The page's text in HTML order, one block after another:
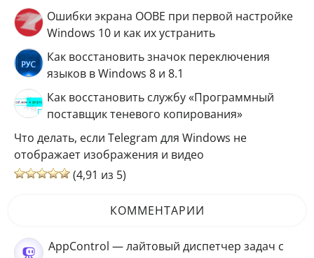
Ошибки экрана OOBE при первой настройке
Windows 10 и как их устранить
Как восстановить значок переключения
языков в Windows 8 и 8.1
Как восстановить службу «Программный
поставщик теневого копирования»
Что делать, если Telegram для Windows не
отображает изображения и видео
(4,91 из 5)
КОММЕНТАРИИ
AppControl — лайтовый диспетчер задач с